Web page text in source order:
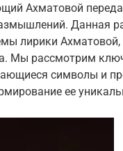
Ахматовой
Данная
лирики
Мы рассмотрим
символы и
ее